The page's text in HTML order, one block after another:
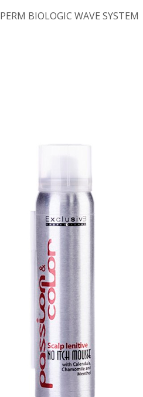
PERM BIOLOGIC WAVE SYSTEM